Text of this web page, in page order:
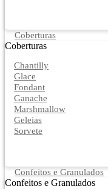
Coberturas
Coberturas
Chantilly
Glace
Fondant
Ganache
Marshmallow
Geleias
Sorvete
Confeitos e Granulados
Confeitos e Granulados